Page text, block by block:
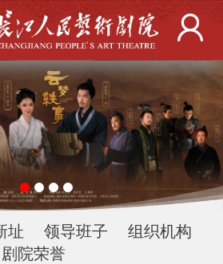
址 领导班子
组织机构
剧院荣誉